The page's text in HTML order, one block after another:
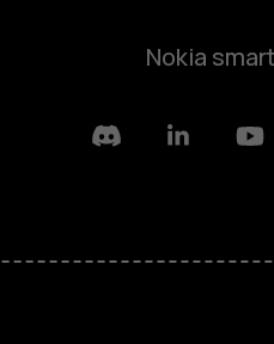
Nokia
Youtube
Linkedin
Discord